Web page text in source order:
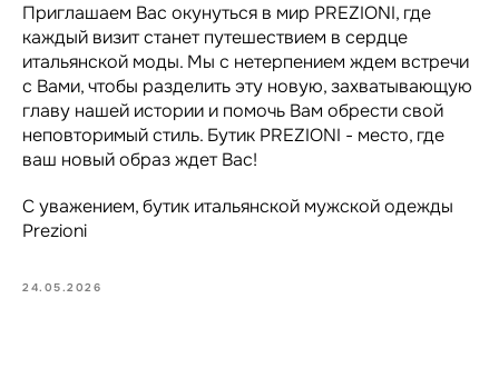
Приглашаем Вас окунуться в мир PREZIONI, где
каждый визит станет путешествием в сердце
итальянской моды. Мы с нетерпением ждем встречи
с Вами, чтобы разделить эту новую, захватывающую
главу нашей истории и помочь Вам обрести свой
неповторимый стиль. Бутик PREZIONI - место, где
ваш новый образ ждет Вас!
С уважением, бутик итальянской мужской одежды
Prezioni
24.05.2026